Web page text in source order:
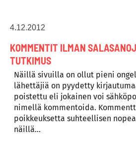
4.12.2012
KOMMENTIT ILMAN
TUTKIMUS
Näillä sivuilla on ollut pieni
lähettäjiä on pyydetty
poistettu eli jokainen voi
nimellä kommentoida.
poikkeuksetta suhteellisen
näillä…